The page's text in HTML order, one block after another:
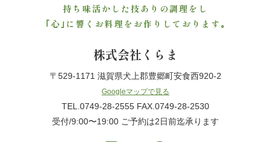
持ち味活かした技ありの調理をし
｢心｣に響くお料理をお作りしております｡
株式会社くらま
〒529-1171 滋賀県犬上郡豊郷町安食西920-2
Googleマップで見る
TEL.0749-28-2555 FAX.0749-28-2530
受付/9:00〜19:00 ご予約は2日前迄承ります